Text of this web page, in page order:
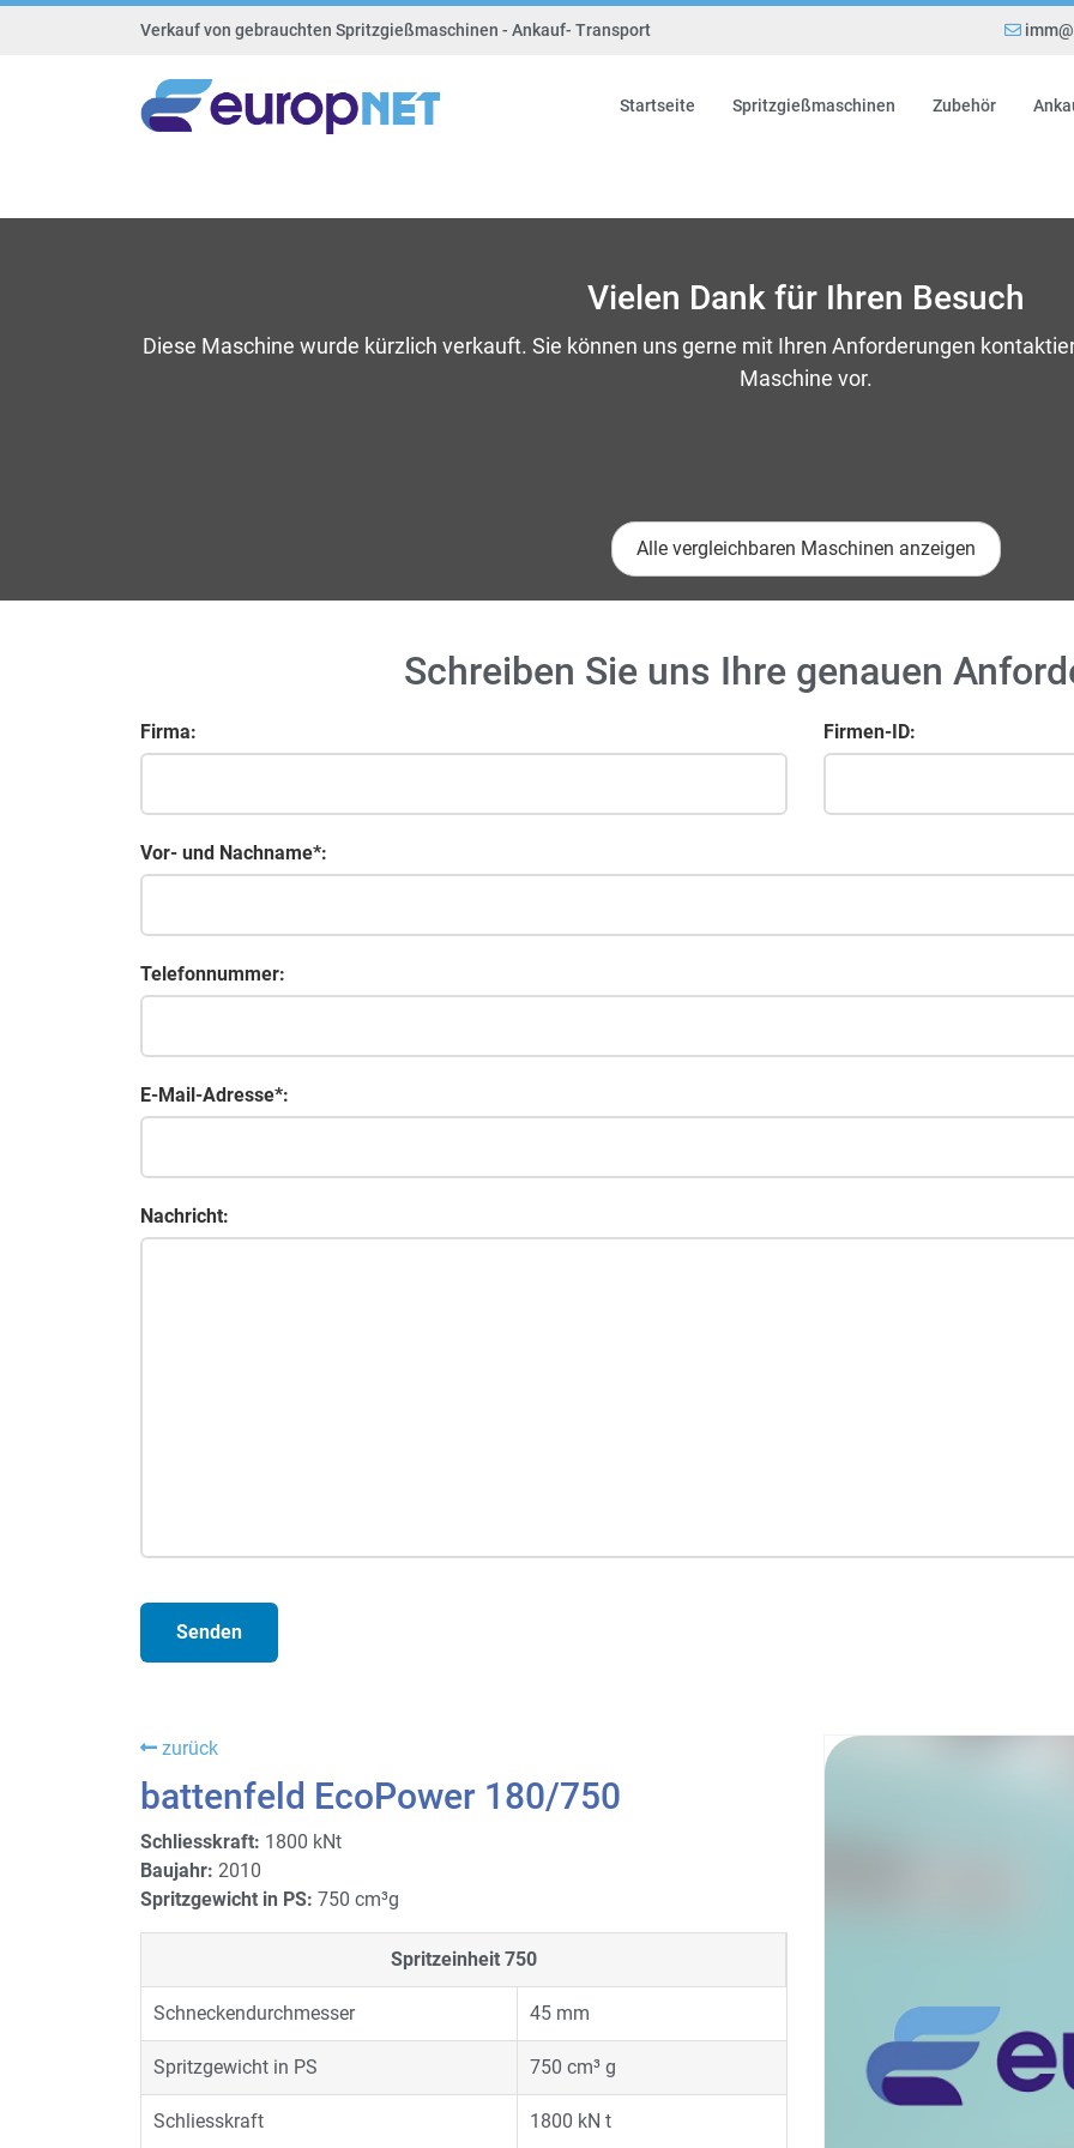
Verkauf von gebrauchten Spritzgießmaschinen - Ankauf- Transport
Startseite Spritzgießmaschinen Zubehör
Vielen Dank für Ihren Besuch
Diese Maschine wurde kürzlich verkauft. Sie können uns gerne mit Ihren Anforderungen
Maschine vor.
Alle vergleichbaren Maschinen anzeigen
Schreiben Sie uns Ihre genauen
Firma: Firmen-ID:
Vor- und Nachname*:
Telefonnummer:
E-Mail-Adresse*:
Nachricht:
zurück
battenfeld EcoPower 180/750
Schliesskraft: 1800 kNt
Baujahr: 2010
Spritzgewicht in PS: 750 cm³g
Spritzeinheit 750
Schneckendurchmesser 45 mm
Spritzgewicht in PS 750 cm³ g
Schliesskraft 1800 kN t